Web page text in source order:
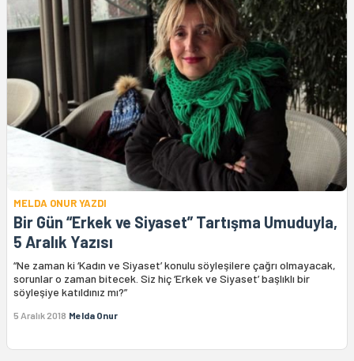
MELDA ONUR YAZDI
Bir Gün “Erkek ve Siyaset” Tartışma Umuduyla,
5 Aralık Yazısı
“Ne zaman ki ‘Kadın ve Siyaset’ konulu söyleşilere çağrı olmayacak,
sorunlar o zaman bitecek. Siz hiç ‘Erkek ve Siyaset’ başlıklı bir
söyleşiye katıldınız mı?”
5 Aralık 2018 Melda Onur